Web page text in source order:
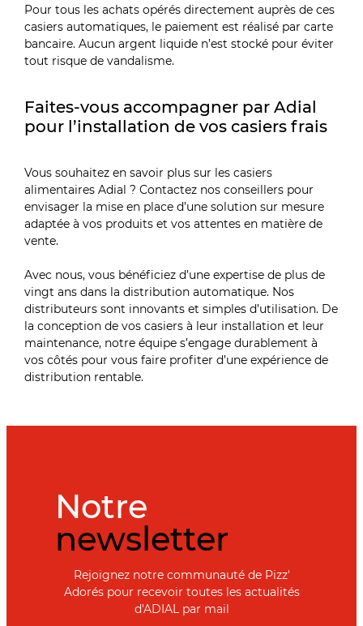
Pour tous les achats opérés directement auprès de ces
casiers automatiques, le paiement est réalisé par carte
bancaire. Aucun argent liquide n’est stocké pour éviter
tout risque de vandalisme.
Faites-vous accompagner par Adial
pour l’installation de vos casiers frais
Vous souhaitez en savoir plus sur les casiers
alimentaires Adial ? Contactez nos conseillers pour
envisager la mise en place d’une solution sur mesure
adaptée à vos produits et vos attentes en matière de
vente.
Avec nous, vous bénéficiez d’une expertise de plus de
vingt ans dans la distribution automatique. Nos
distributeurs sont innovants et simples d’utilisation. De
la conception de vos casiers à leur installation et leur
maintenance, notre équipe s’engage durablement à
vos côtés pour vous faire profiter d’une expérience de
distribution rentable.
Notre
newsletter
Rejoignez notre communauté de Pizz'
Adorés pour recevoir toutes les actualités
d'ADIAL par mail